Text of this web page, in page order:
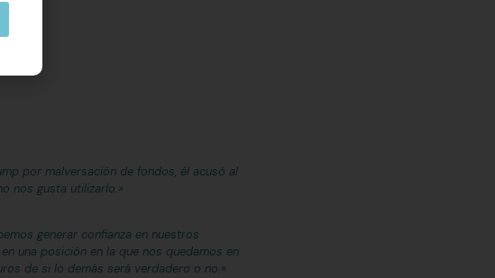
por malversación de fondos, él acusó al
nos gusta utilizarlo.»
generar confianza en nuestros
una posición en la que nos quedamos en
de si lo demás será verdadero o no.»